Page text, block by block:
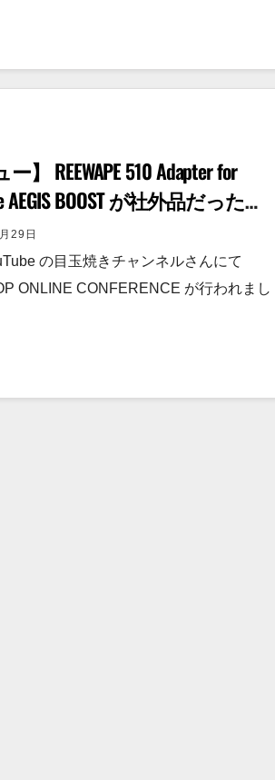
ー】 REEWAPE 510 Adapter for
AEGIS BOOST が社外品だった
29日
の目玉焼きチャンネルさんにて
ONLINE CONFERENCE が行われまし